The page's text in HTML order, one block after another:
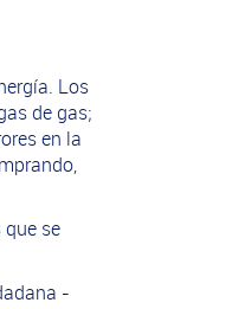
Los
de gas;
en la
se
-